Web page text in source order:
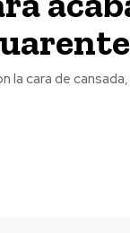
cansada, ahora con